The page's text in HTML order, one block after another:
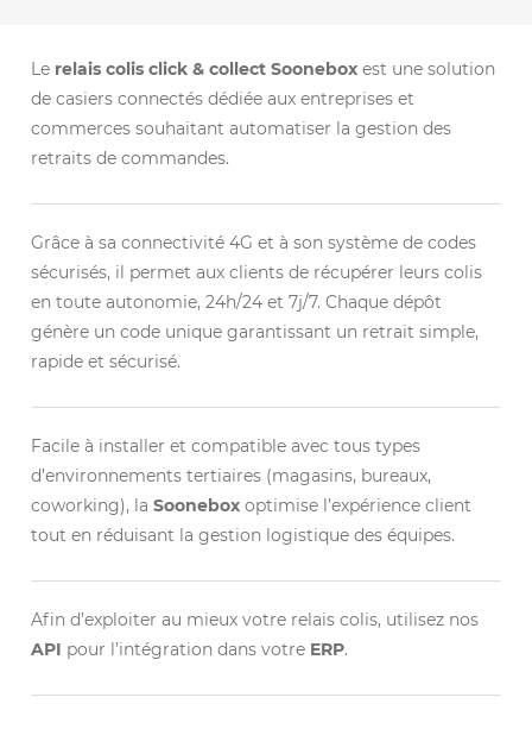
Le relais colis click & collect Sooneboxest une solution
de casiers connectés dédiée aux entreprises et
commerces souhaitant automatiser la gestion des
retraits de commandes.
Grâce à sa connectivité 4G et à son système de codes
sécurisés, il permet aux clients de récupérer leurs colis
en toute autonomie, 24h/24 et 7j/7. Chaque dépôt
génère un code unique garantissant un retrait simple,
rapide et sécurisé.
Facile à installer et compatible avec tous types
d’environnements tertiaires (magasins, bureaux,
coworking), laSoonebox optimise l’expérience client
tout en réduisant la gestion logistique des équipes.
Afin d’exploiter au mieux votre relais colis, utilisez nos
API pour l’intégration dans votre ERP.